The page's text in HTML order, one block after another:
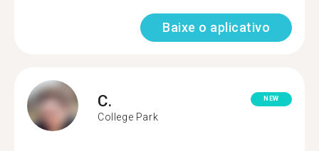
Baixe o aplicativo
C.
College Park
NEW